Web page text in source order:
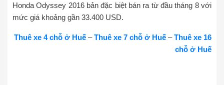
Honda Odyssey 2016 bản đặc biệt bán ra từ đầu tháng 8 với
mức giá khoảng gần 33.400 USD.
Thuê xe 4 chỗ ở Huế –Thuê xe 7 chỗ ở Huế –Thuê xe 16
chỗ ở Huế